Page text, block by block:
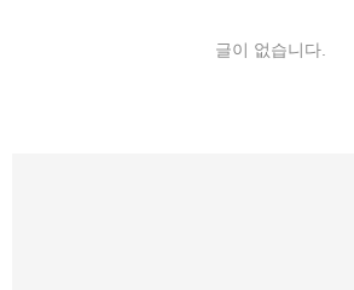
글이 없습니다.